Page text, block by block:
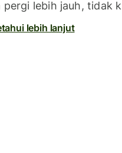
lebih jauh, tidak
lebih lanjut